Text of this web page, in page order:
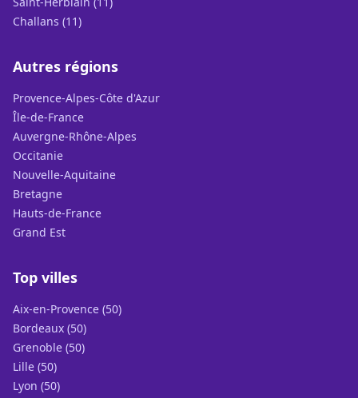
Challans (11)
Autres régions
Provence-Alpes-Côte d'Azur
Île-de-France
Auvergne-Rhône-Alpes
Occitanie
Nouvelle-Aquitaine
Bretagne
Hauts-de-France
Grand Est
Top villes
Aix-en-Provence (50)
Bordeaux (50)
Grenoble (50)
Lille (50)
Lyon (50)